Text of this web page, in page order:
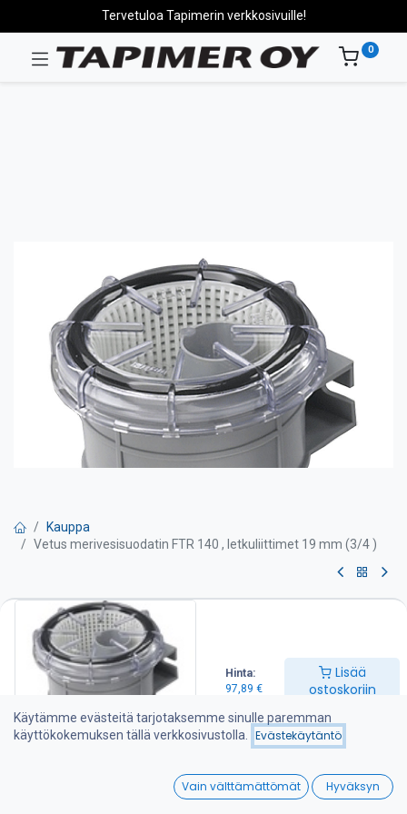
Hinta:
97,89 €
Lisää
ostoskoriin
Wishlist
Tervetuloa Tapimerin verkkosivuille!
0
Kauppa
Vetus merivesisuodatin FTR 140 , letkuliittimet 19 mm (3/4 )
Vetus merivesisuodatin FTR 140 ,
letkuliittimet 19 mm (3/4 )
Pienikokoinen Vetus FTR merivvesisuodatin moottorin
jäähdytysveden suodattamiseen irtoroskista yms.
Letkuyhteet: Ø 19 mm
Käytämme evästeitä tarjotaksemme sinulle paremman
käyttökokemuksen tällä verkkosivustolla.
Evästekäytäntö
Vain välttämättömät Hyväksyn